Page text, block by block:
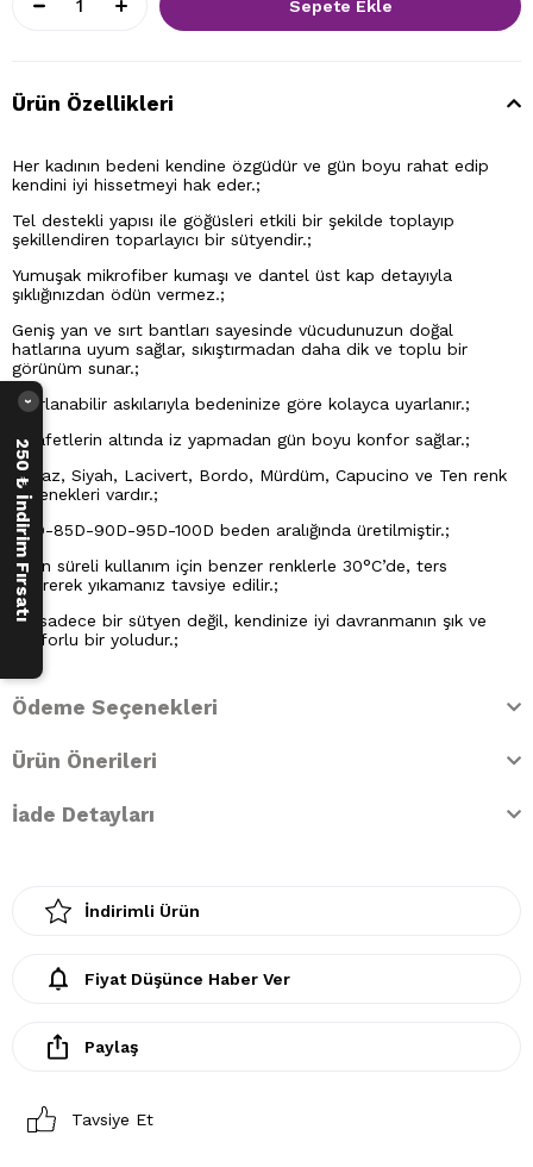
Ürün Özellikleri
Her kadının bedeni kendine özgüdür ve gün boyu rahat edip
kendini iyi hissetmeyi hak eder.;
Tel destekli yapısı ile göğüsleri etkili bir şekilde toplayıp
şekillendiren toparlayıcı bir sütyendir.;
Yumuşak mikrofiber kumaşı ve dantel üst kap detayıyla
şıklığınızdan ödün vermez.;
Geniş yan ve sırt bantları sayesinde vücudunuzun doğal
hatlarına uyum sağlar, sıkıştırmadan daha dik ve toplu bir
görünüm sunar.;
Ayarlanabilir askılarıyla bedeninize göre kolayca uyarlanır.;
Kıyafetlerin altında iz yapmadan gün boyu konfor sağlar.;
Beyaz, Siyah, Lacivert, Bordo, Mürdüm, Capucino ve Ten renk
seçenekleri vardır.;
80D-85D-90D-95D-100D beden aralığında üretilmiştir.;
Uzun süreli kullanım için benzer renklerle 30°C’de, ters
çevirerek yıkamanız tavsiye edilir.;
Bu sadece bir sütyen değil, kendinize iyi davranmanın şık ve
konforlu bir yoludur.;
Ödeme Seçenekleri
Ürün Önerileri
İade Detayları
İndirimli Ürün
Fiyat Düşünce Haber Ver
Paylaş
Tavsiye Et
250 ₺ İndirim Fırsatı
›